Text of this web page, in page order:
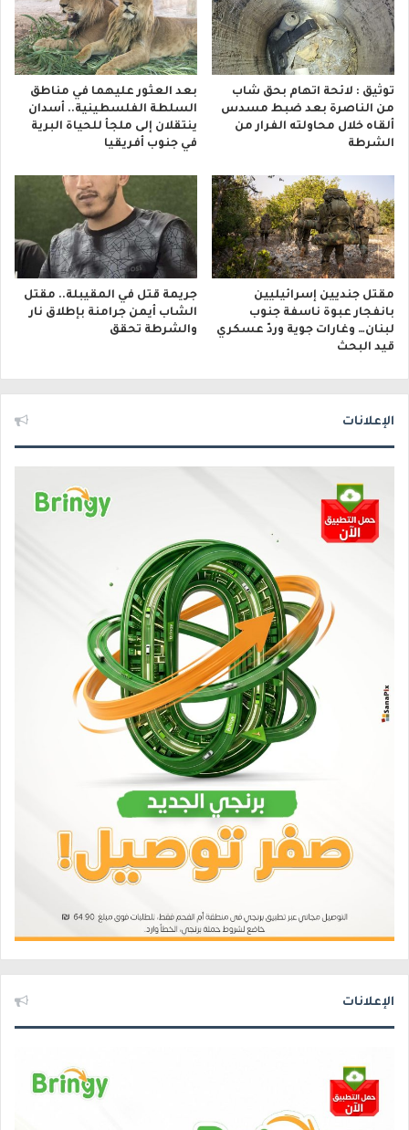
توثيق : لائحة اتهام بحق شاب
من الناصرة بعد ضبط مسدس
ألقاه خلال محاولته الفرار من
الشرطة
بعد العثور عليهما في مناطق
السلطة الفلسطينية.. أسدان
ينتقلان إلى ملجأ للحياة البرية
في جنوب أفريقيا
مقتل جنديين إسرائيليين
بانفجار عبوة ناسفة جنوب
لبنان… وغارات جوية وردّ عسكري
قيد البحث
جريمة قتل في المقيبلة.. مقتل
الشاب أيمن جرامنة بإطلاق نار
والشرطة تحقق
الإعلانات
الإعلانات